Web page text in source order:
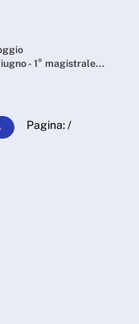
- 1° magistrale...
Pagina:/